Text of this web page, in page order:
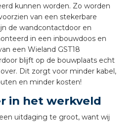
kunnen worden. Zo worden
van een stekerbare
de wandcontactdoor en
in een inbouwdoos en
een Wieland GST18
blijft op de bouwplaats echt
Dit zorgt voor minder kabel,
en minder kosten!
in het werkveld
uitdaging te groot, want wij